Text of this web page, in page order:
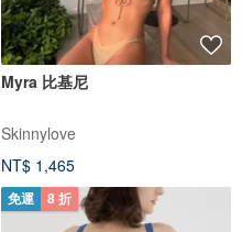
Myra 比基尼
Skinnylove
NT$ 1,465
免運 8 折